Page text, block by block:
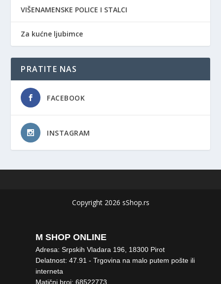
VIŠENAMENSKE POLICE I STALCI
Za kućne ljubimce
PRATITE NAS
FACEBOOK
INSTAGRAM
Copyright 2026 sShop.rs
M SHOP ONLINE
Adresa: Srpskih Vladara 196, 18300 Pirot
Delatnost: 47.91 - Trgovina na malo putem pošte ili
interneta
Matični broj: 68522773